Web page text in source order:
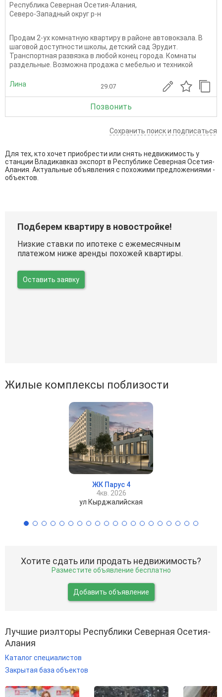
Республика Северная Осетия-Алания,
Северо-Западный округ р-н
Продам 2-ух комнатную квартиру в районе автовокзала. В
шаговой доступности школы, детский сад Эрудит.
Транспортная развязка в любой конец города. Комнаты
раздельные. Возможна продажа с мебелью и техникой
Лина 29.07
Позвонить
Сохранить поиск и подписаться
Для тех, кто хочет приобрести или снять недвижимость у
станции Владикавказ экспорт в Республике Северная Осетия-
Алания. Актуальные объявления с похожими предложениями -
объектов.
Подберем квартиру в новостройке!
Низкие ставки по ипотеке с ежемесячным
платежом ниже аренды похожей квартиры.
Оставить заявку
Жилые комплексы поблизости
ЖК Парус 4
4кв. 2026
ул Кырджалийская
Хотите сдать или продать недвижимость?
Разместите объявление бесплатно
Добавить объявление
Лучшие риэлторы Республики Северная Осетия-
Алания
Каталог специалистов
Закрытая база объектов